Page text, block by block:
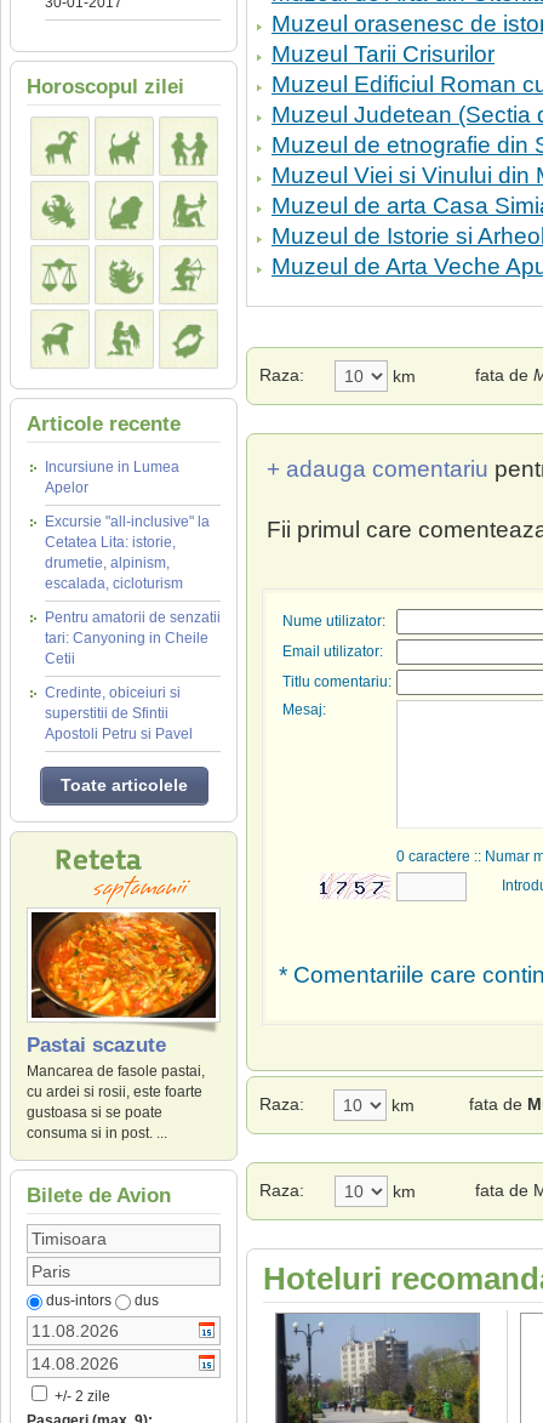
Horoscopul zilei
Articole recente
Incursiune in Lumea
Apelor
Excursie "all-inclusive" la
Cetatea Lita: istorie,
drumetie, alpinism,
escalada, cicloturism
Pentru amatorii de senzatii
tari: Canyoning in Cheile
Cetii
Credinte, obiceiuri si
superstitii de Sfintii
Apostoli Petru si Pavel
Toate articolele
Pastai scazute
Mancarea de fasole pastai,
cu ardei si rosii, este foarte
gustoasa si se poate
consuma si in post. ...
Bilete de Avion
dus-intors dus
+/- 2 zile
Muzeul orasenesc de
Muzeul Tarii Crisurilor
Muzeul Edificiul Roman
Muzeul Judetean (Sectia
Muzeul de etnografie din
Muzeul Viei si Vinului din
Muzeul de arta Casa
Muzeul de Istorie si
Muzeul de Arta Veche
Raza: km fata de
+ adauga comentariu
Fii primul care
Nume utilizator:
Email utilizator:
Titlu comentariu:
Mesaj:
0 caractere :: Numar
* Comentariile care
Raza: km fata de
Raza: km fata de
Hoteluri